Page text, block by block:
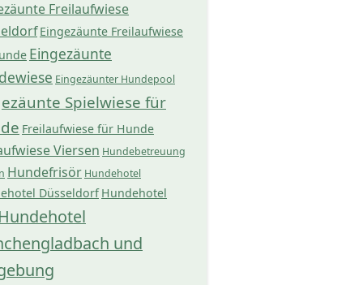
Freilaufwiese
Eingezäunte Freilaufwiese
Eingezäunte
Eingezäunter Hundepool
Spielwiese für
Freilaufwiese für Hunde
Viersen Hundebetreuung
Hundefrisör Hundehotel
Düsseldorf Hundehotel
Hundehotel
und